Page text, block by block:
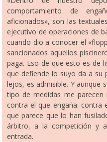
comportamiento de
aficionados», son las
ejecutivo de operaciones de
cuando dio a conocer el
sancionados aquellos
paga. Eso de que esto es de
que defiende lo suyo da a su
lejos, es admisible. Y aunque
tipo de medidas me parecen
contra el que engaña: contra
que parece que lo han
árbitro, a la competición y
entrada.